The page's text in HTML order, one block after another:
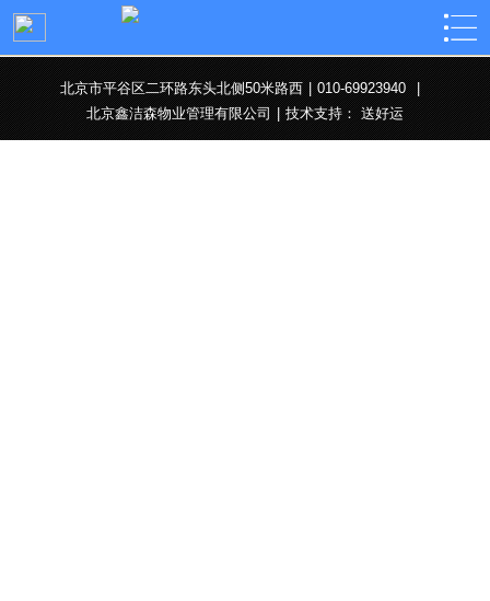
北京市平谷区二环路东头北侧50米路西 | 010-69923940
|
北京鑫洁森物业管理有限公司 | 技术支持：送好运